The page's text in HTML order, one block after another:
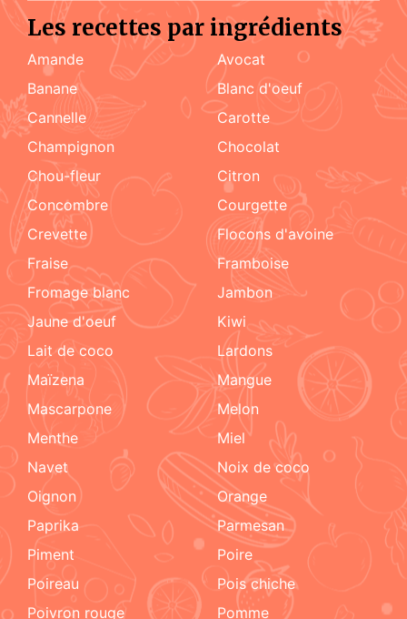
Les recettes par ingrédients
amande
Avocat
Banane
blanc d'oeuf
cannelle
carotte
champignon
chocolat
chou-fleur
citron
concombre
courgette
crevette
flocons d'avoine
fraise
framboise
fromage blanc
jambon
jaune d'oeuf
kiwi
lait de coco
lardons
maïzena
mangue
mascarpone
melon
menthe
miel
navet
noix de coco
oignon
orange
paprika
parmesan
piment
poire
poireau
pois chiche
poivron rouge
pomme